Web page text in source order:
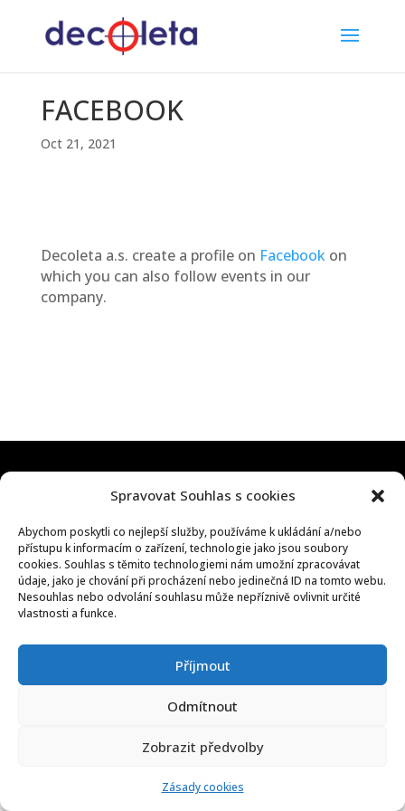
Spravovat Souhlas s cookies
Abychom poskytli co nejlepší služby, používáme k ukládání a/nebo
přístupu k informacím o zařízení, technologie jako jsou soubory
cookies. Souhlas s těmito technologiemi nám umožní zpracovávat
údaje, jako je chování při procházení nebo jedinečná ID na tomto webu.
Nesouhlas nebo odvolání souhlasu může nepříznivě ovlivnit určité
vlastnosti a funkce.
Příjmout
Odmítnout
Zobrazit předvolby
Zásady cookies
FACEBOOK
Oct 21, 2021
Decoleta a.s. create a profile on Facebookon
which you can also follow events in our
company.
Vytvořilo webové studio www.nbweb.cz